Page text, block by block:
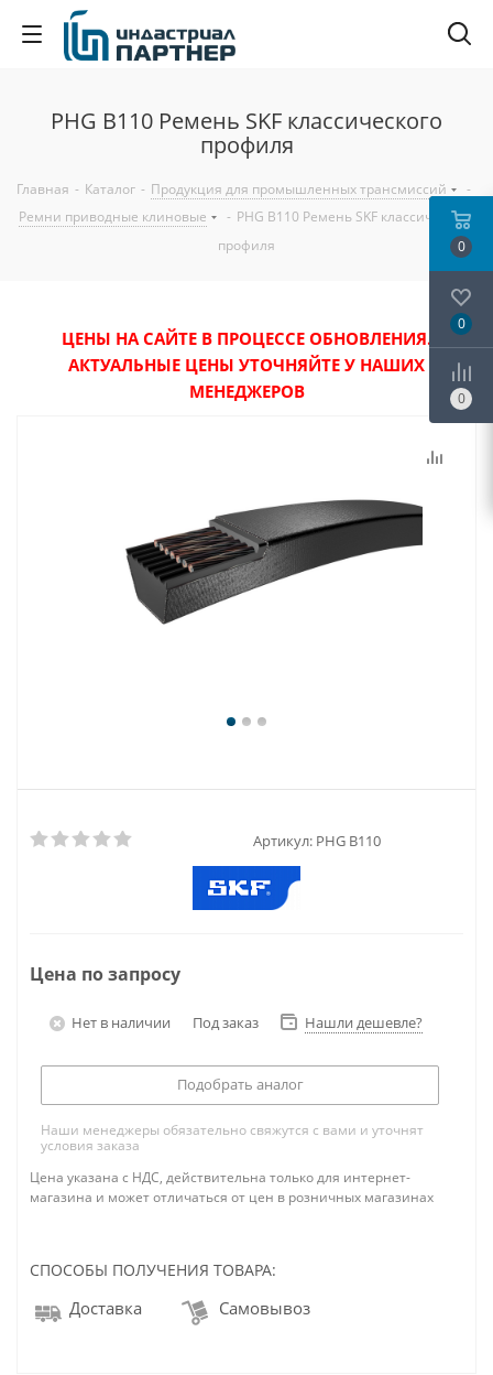
PHG B110 Ремень SKF классического
профиля
Главная - Каталог - Продукция для промышленных трансмиссий
-
Ремни приводные клиновые
- PHG B110 Ремень SKF классического
профиля
ЦЕНЫ НА САЙТЕ В ПРОЦЕССЕ ОБНОВЛЕНИЯ.
АКТУАЛЬНЫЕ ЦЕНЫ УТОЧНЯЙТЕ У НАШИХ
МЕНЕДЖЕРОВ
Артикул: PHG B110
Цена по запросу
Нет в наличии Под заказ Нашли дешевле?
Подобрать аналог
Наши менеджеры обязательно свяжутся с вами и уточнят
условия заказа
Цена указана с НДС, действительна только для интернет-
магазина и может отличаться от цен в розничных магазинах
СПОСОБЫ ПОЛУЧЕНИЯ ТОВАРА:
Доставка Самовывоз
0
0
0